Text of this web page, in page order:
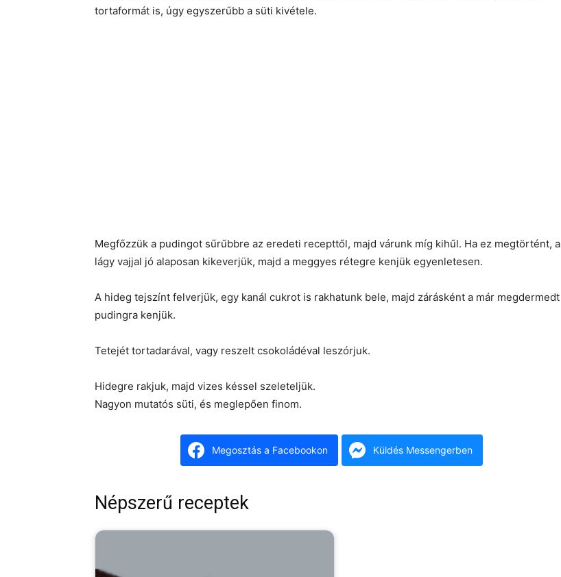
tortaformát is, úgy egyszerűbb a süti kivétele.
Megfőzzük a pudingot sűrűbbre az eredeti recepttől, majd várunk míg kihűl. Ha ez megtörtént, a
lágy vajjal jó alaposan kikeverjük, majd a meggyes rétegre kenjük egyenletesen.
A hideg tejszínt felverjük, egy kanál cukrot is rakhatunk bele, majd zárásként a már megdermedt
pudingra kenjük.
Tetejét tortadarával, vagy reszelt csokoládéval leszórjuk.
Hidegre rakjuk, majd vizes késsel szeleteljük.
Nagyon mutatós süti, és meglepően finom.
Megosztás a Facebookon Küldés Messengerben
Népszerű receptek